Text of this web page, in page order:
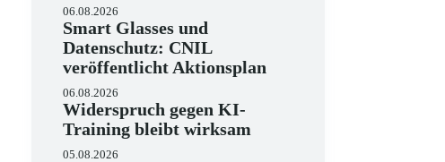
06.08.2026
Smart Glasses und
Datenschutz: CNIL
veröffentlicht Aktionsplan
06.08.2026
Widerspruch gegen KI-
Training bleibt wirksam
05.08.2026